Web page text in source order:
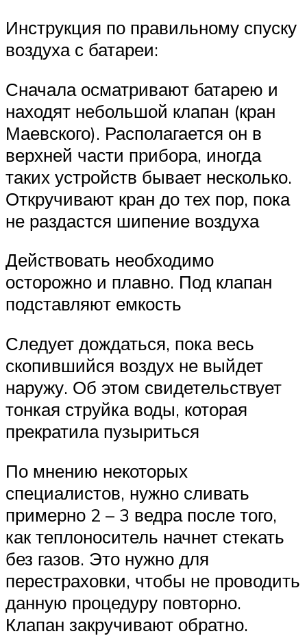
Инструкция по правильному спуску
воздуха с батареи:
Сначала осматривают батарею и
находят небольшой клапан (кран
Маевского). Располагается он в
верхней части прибора, иногда
таких устройств бывает несколько.
Откручивают кран до тех пор, пока
не раздастся шипение воздуха
Действовать необходимо
осторожно и плавно. Под клапан
подставляют емкость
Следует дождаться, пока весь
скопившийся воздух не выйдет
наружу. Об этом свидетельствует
тонкая струйка воды, которая
прекратила пузыриться
По мнению некоторых
специалистов, нужно сливать
примерно 2 – 3 ведра после того,
как теплоноситель начнет стекать
без газов. Это нужно для
перестраховки, чтобы не проводить
данную процедуру повторно.
Клапан закручивают обратно.